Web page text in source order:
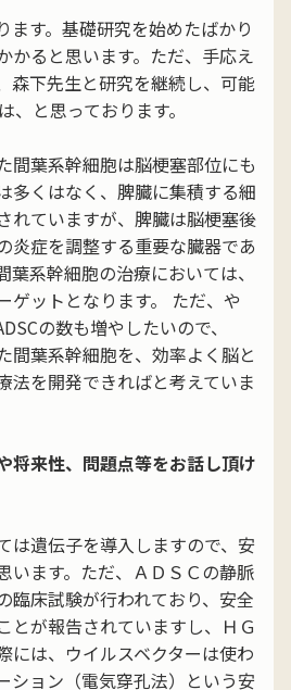
ます。基礎研究を始めたばかり
かると思います。ただ、手応え
森下先生と研究を継続し、可能
、と思っております。
間葉系幹細胞は脳梗塞部位にも
多くはなく、脾臓に集積する細
れていますが、脾臓は脳梗塞後
炎症を調整する重要な臓器であ
葉系幹細胞の治療においては、
ゲットとなります。 ただ、や
の数も増やしたいので、
間葉系幹細胞を、効率よく脳と
法を開発できればと考えていま
将来性、問題点等をお話し頂け
は遺伝子を導入しますので、安
います。ただ、ＡＤＳＣの静脈
臨床試験が行われており、安全
とが報告されていますし、ＨＧ
には、ウイルスベクターは使わ
ション（電気穿孔法）という安